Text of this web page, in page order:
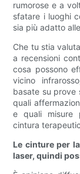
rumorose e a
sfatare i luoghi
sia più adatto
Che tu stia
a recensioni
cosa possono
vicino
basate su prove
quali
e quali misure
cintura
Le cinture per
laser, quindi